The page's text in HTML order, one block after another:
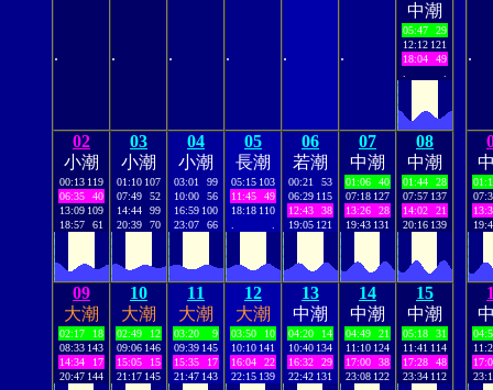
. . . . . .
中潮
05:47
29
12:12 121
18:04
49
02
小潮
00:13 119
06:35
40
13:09 109
18:57
61
03
小潮
01:10 107
07:49
52
14:44
99
20:39
70
04
小潮
03:01
99
10:00
56
16:59 100
23:07
66
05
長潮
05:15 103
11:45
49
18:18 110
06
若潮
00:21
53
06:29 115
12:43
38
19:05 121
07
中潮
01:06
40
07:18 127
13:26
28
19:43 131
08
中潮
01:44
28
07:57 137
14:02
21
20:16 139
09
大潮
02:17
18
08:33 143
14:34
17
20:47 144
10
大潮
02:49
12
09:06 146
15:05
15
21:17 145
11
大潮
03:20
9
09:39 145
15:35
17
21:47 143
12
大潮
03:50
10
10:10 141
16:04
22
22:15 139
13
中潮
04:20
14
10:40 134
16:32
29
22:42 131
14
中潮
04:49
21
11:10 124
17:00
38
23:08 122
15
中潮
05:18
31
11:41 114
17:28
48
23:34 112
.